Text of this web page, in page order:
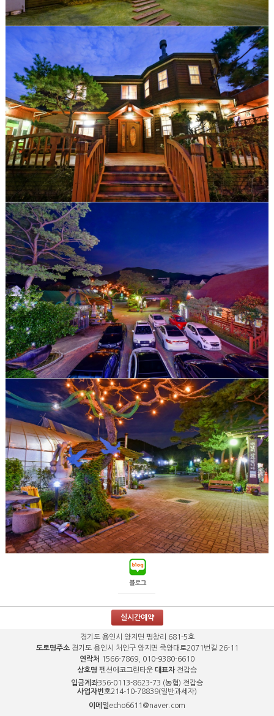
실시간예약
경기도 용인시 양지면 평창리 681-5호
도로명주소경기도 용인시 처인구 양지면 죽양대로2071번길 26-11
연락처 1566-7869, 010-9380-6610
상호명 펜션에코그린타운 대표자 전갑승
입금계좌356-0113-8623-73 (농협) 전갑승
사업자번호214-10-78839(일반과세자)
이메일echo6611@naver.com